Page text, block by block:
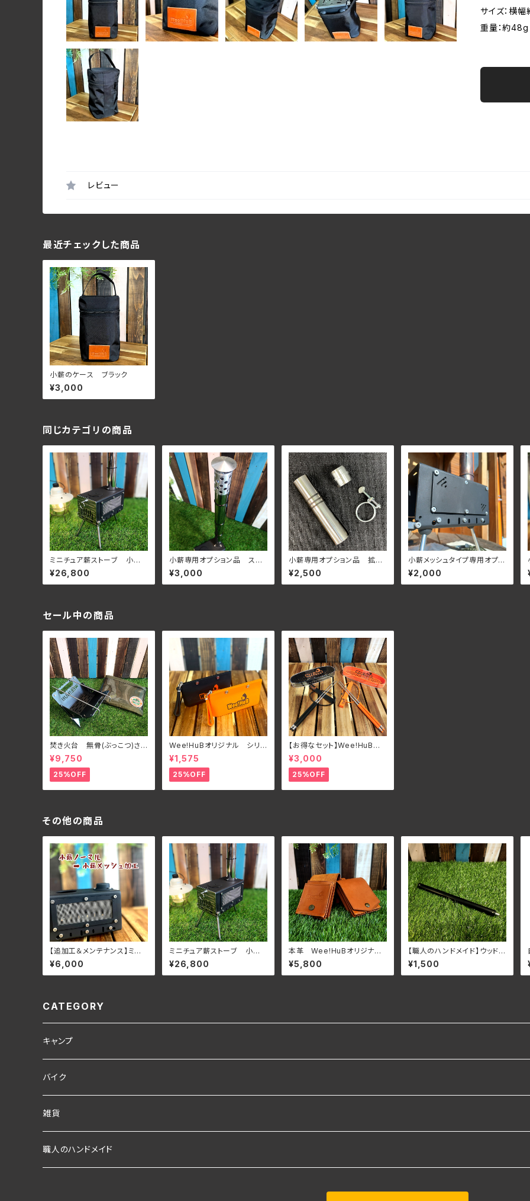
サイズ：横
重量：約48g
レビュー
最近チェックした商品
小薪のケース ブラック
¥3,000
同じカテゴリの商品
ミニチュア薪ストーブ 小
薪 メッシュタイプ
¥26,800
小薪専用オプション品 スパ
ークアレスター
¥3,000
小薪専用オプション品 拡張
用煙突
¥2,500
小薪メッシュタイプ専用オプシ
ョン プロテクトプレート
¥2,000
セール中の商品
焚き火台 無骨(ぶっこつ)さ
ん フルセット
¥9,750
25%OFF
Wee!HuBオリジナル シリコ
ンポーチ
¥1,575
25%OFF
【お得なセット】Wee!HuBオリ
ジナル 一体型ステンレス マ
イ箸 MOTECO ケース付
き
¥3,000
25%OFF
その他の商品
【追加工＆メンテナンス】ミニ
チュア薪ストーブ小薪→ メッ
シュタイプ加工
¥6,000
ミニチュア薪ストーブ 小
薪 メッシュタイプ
¥26,800
本革 Wee!HuBオリジナル
マルチケース
¥5,800
【職人のハンドメイド】ウッドラ
ンタンスタンド専用オプション
ポール Chill The Paul
¥1,500
CATEGORY
キャンプ
キャンプギア
ポケットコンロ
Pokeco 専用オプション
ランタン
オイルキャンドル
バイク
アクセサリー
雑貨
職人のハンドメイド